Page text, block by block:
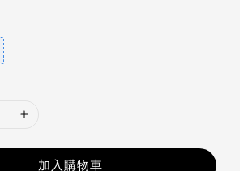
加入購物車